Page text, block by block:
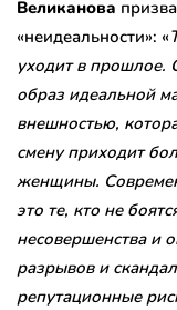
Великанова
«неидеальности»: «
уходит в прошлое.
образ идеальной
внешностью,
смену приходит
женщины.
это те, кто не
несовершенства и
разрывов и
репутационные